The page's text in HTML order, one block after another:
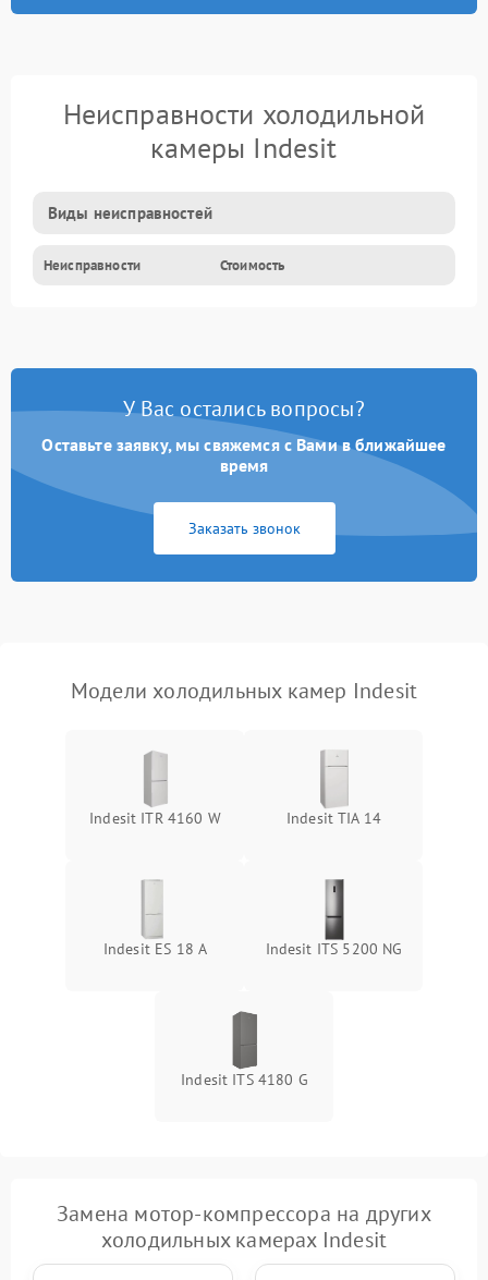
Неисправности холодильной
камеры Indesit
Виды неисправностей
Неисправности Стоимость
У Вас остались вопросы?
Оставьте заявку, мы свяжемся с Вами в ближайшее
время
Заказать звонок
Модели холодильных камер Indesit
Indesit ITR 4160 W Indesit TIA 14
Indesit ES 18 A Indesit ITS 5200 NG
Indesit ITS 4180 G
Замена мотор-компрессора на других
холодильных камерах Indesit